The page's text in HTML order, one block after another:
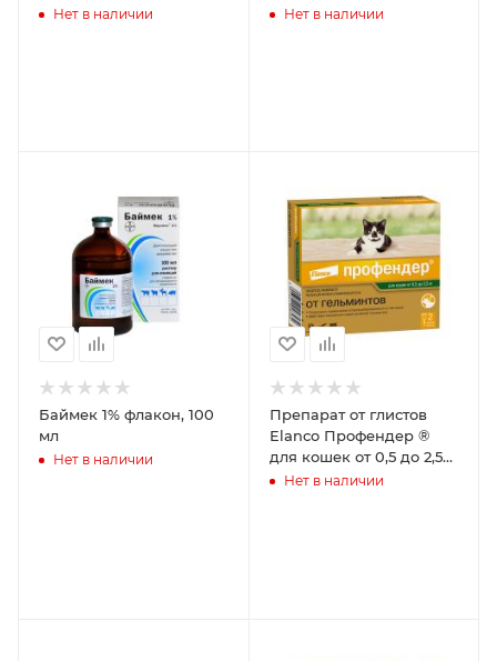
Нет в наличии
пипетки х 1,12 мл
Нет в наличии
Баймек 1% флакон, 100
мл
Нет в наличии
Препарат от глистов
Elanco Профендер ®
для кошек от 0,5 до 2,5
кг. 2 пип. в упак.
Нет в наличии